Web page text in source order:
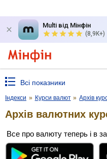
Multi від Мінфін
(8,9K+)
Всі показники
Індекси » Курси валют » Архів
Архів валютних
Все про валюту теперь і в